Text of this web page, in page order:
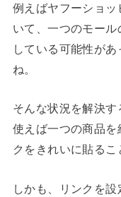
例えばヤフーショ
いて、一つのモー
している可能性が
ね。
そんな状況を解決
使えば一つの商品
クをきれいに貼るこ
しかも、リンクを